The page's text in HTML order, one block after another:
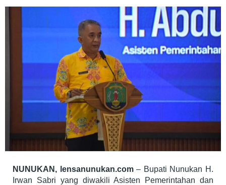
NUNUKAN, lensanunukan.com– Bupati Nunukan H.
Irwan Sabri yang diwakili Asisten Pemerintahan dan